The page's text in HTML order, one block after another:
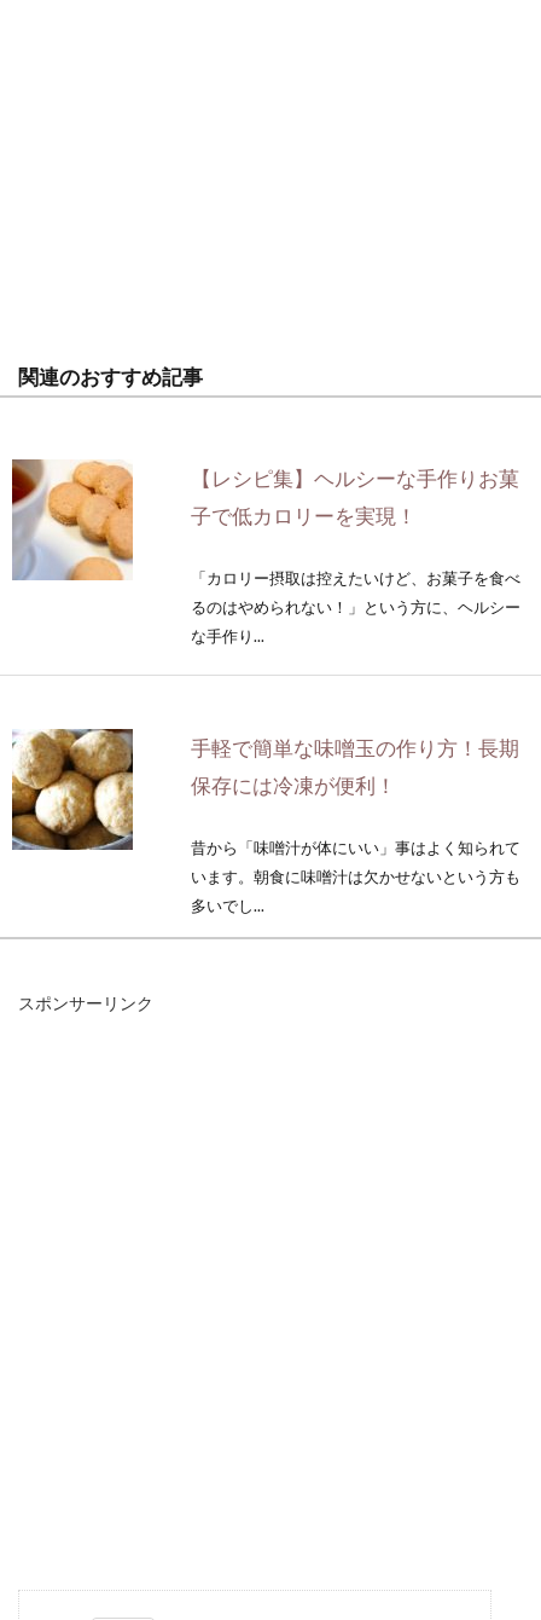
関連のおすすめ記事
【レシピ集】ヘルシーな手作りお菓
子で低カロリーを実現！
「カロリー摂取は控えたいけど、お菓子を食べ
るのはやめられない！」という方に、ヘルシー
な手作り...
手軽で簡単な味噌玉の作り方！長期
保存には冷凍が便利！
昔から「味噌汁が体にいい」事はよく知られて
います。朝食に味噌汁は欠かせないという方も
多いでし...
酒粕と牛筋の効果とは？
スポンサーリンク